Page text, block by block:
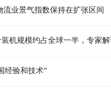
流业景气指数保持在扩张区间
机规模约占全球一半，专家
经验和技术”